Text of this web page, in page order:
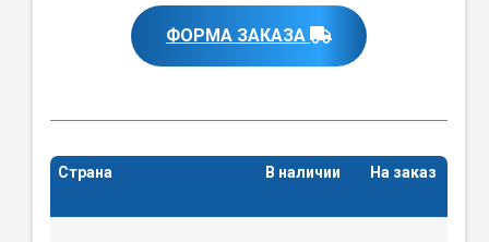
ФОРМА ЗАКАЗА
Страна В наличии На заказ